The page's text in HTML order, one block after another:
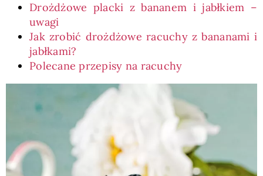
Drożdżowe placki z bananem i jabłkiem –
uwagi
Jak zrobić drożdżowe racuchy z bananami i
jabłkami?
Polecane przepisy na racuchy